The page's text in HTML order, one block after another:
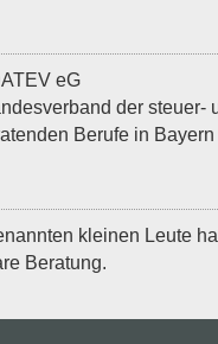
eG
der steuer-
Berufe in
kleinen Leute
Beratung.